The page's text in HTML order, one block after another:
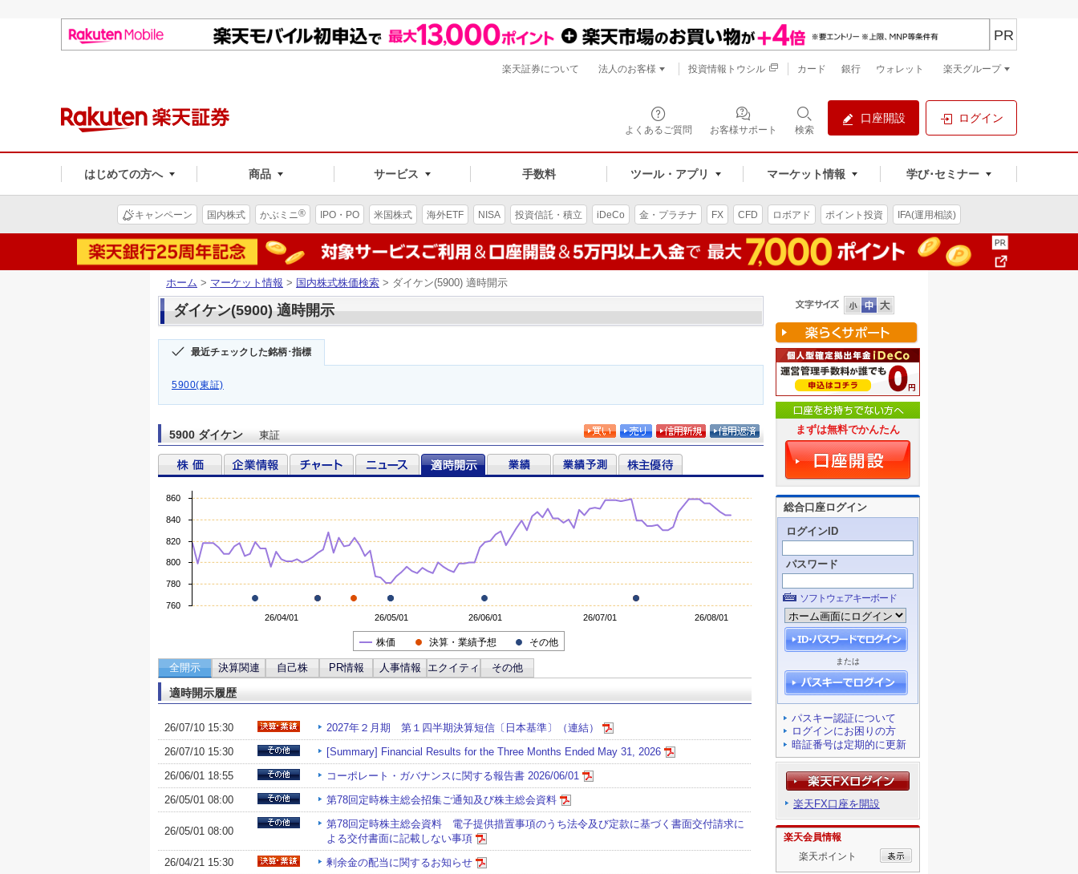
よくあるご質問 お客様サポート 検索
口座開設 ログイン
はじめての方へ 商品 サービス 手数料 ツール・アプリ マーケット情報 学び･セミナー
PR
楽天証券について 法人のお客様 投資情報トウシル カード 銀行 ウォレット 楽天グループ
キャンペーン 国内株式 かぶミニ® IPO・PO 米国株式 海外ETF NISA 投資信託・積立 iDeCo 金・プラチナ FX CFD ロボアド ポイント投資 IFA(運用相談)
ホーム > マーケット情報 > 国内株式株価検索 > ダイケン(5900) 適時開示
ダイケン(5900) 適時開示
最近チェックした銘柄･指標
5900(東証)
5900 ダイケン 東証 まずは無料でかんたん
総合口座ログイン
ログインID
パスワード
ソフトウェアキーボード
または
パスキー認証について
ログインにお困りの方
暗証番号は定期的に更新
楽天FX口座を開設
楽天会員情報
楽天ポイント